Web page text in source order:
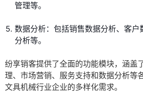
管理等。
数据分析：包括销售数据分析、客户
分析等。
纷享销客提供了全面的功能模块，涵盖
理、市场营销、服务支持和数据分析等
文具机械行业企业的多样化需求。